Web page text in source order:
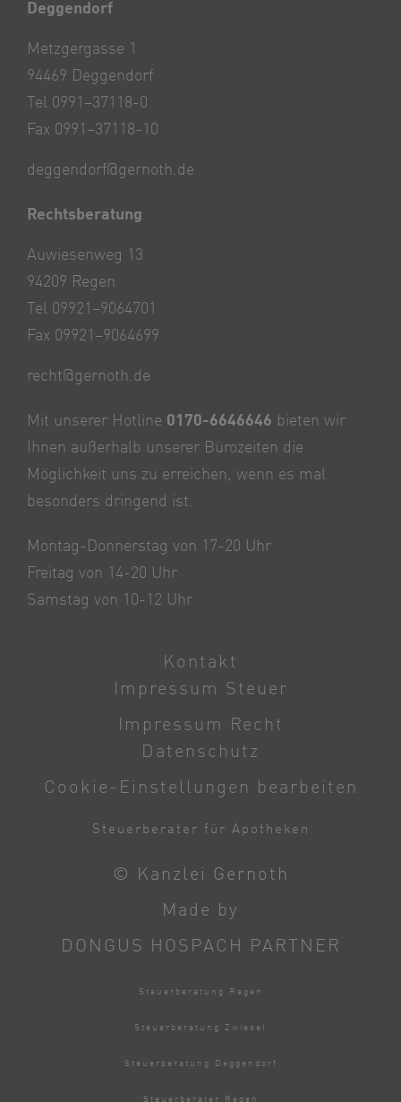
Deggendorf
Metzgergasse 1
94469 Deggendorf
Tel 0991–37118-0
Fax 0991–37118-10
deggendorf@gernoth.de
Rechtsberatung
Auwiesenweg 13
94209 Regen
Tel 09921–9064701
Fax 09921–9064699
recht@gernoth.de
Mit unserer Hotline 0170-6646646 bieten wir
Ihnen außerhalb unserer Bürozeiten die
Möglichkeit uns zu erreichen, wenn es mal
besonders dringend ist.
Montag-Donnerstag von 17-20 Uhr
Freitag von 14-20 Uhr
Samstag von 10-12 Uhr
Kontakt
Impressum Steuer
Impressum Recht
Datenschutz
Cookie-Einstellungen bearbeiten
Steuerberater für Apotheken
© Kanzlei Gernoth
Made by
DONGUS HOSPACH PARTNER
Steuerberatung Regen
Steuerberatung Zwiesel
Steuerberatung Deggendorf
Steuerberater Regen